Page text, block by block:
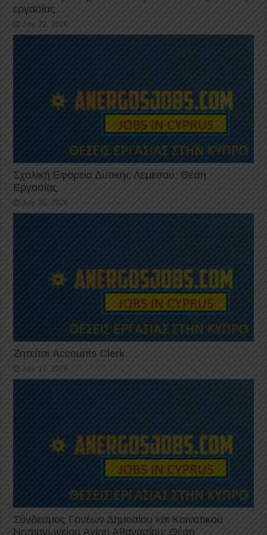
εργασίας
July 22, 2026
Σχολική Εφορεία Δυτικής Λεμεσού: Θέση
Εργασίας
July 20, 2026
Ζητείται Accounts Clerk
July 17, 2026
Σύνδεσμος Γονέων Δημοσίου και Κοινοτικού
Νηπιαγωγείου Αγίου Αθανασίου: Θέση